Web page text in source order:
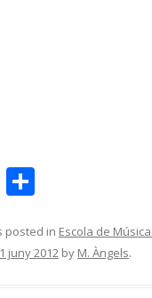
T
m
p
posted in Escola de
1 juny 2012 by M. Àngels.